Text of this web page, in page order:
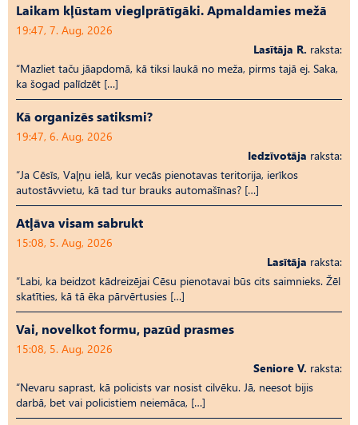
Laikam kļūstam vieglprātīgāki. Apmaldamies mežā
19:47, 7. Aug, 2026
Lasītāja R. raksta:
“Mazliet taču jāapdomā, kā tiksi laukā no meža, pirms tajā ej. Saka,
ka šogad palīdzēt […]
Kā organizēs satiksmi?
19:47, 6. Aug, 2026
Iedzīvotāja raksta:
“Ja Cēsīs, Vaļņu ielā, kur vecās pienotavas teritorija, ierīkos
autostāvvietu, kā tad tur brauks automašīnas? […]
Atļāva visam sabrukt
15:08, 5. Aug, 2026
Lasītāja raksta:
“Labi, ka beidzot kādreizējai Cēsu pienotavai būs cits saimnieks. Žēl
skatīties, kā tā ēka pārvērtusies […]
Vai, novelkot formu, pazūd prasmes
15:08, 5. Aug, 2026
Seniore V. raksta:
“Nevaru saprast, kā policists var nosist cilvēku. Jā, neesot bijis
darbā, bet vai policistiem neiemāca, […]